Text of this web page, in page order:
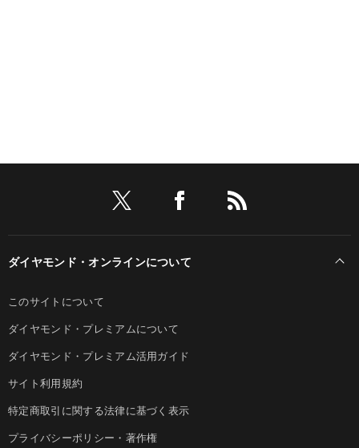
ダイヤモンド・オンラインについて
このサイトについて
ダイヤモンド・プレミアムについて
ダイヤモンド・プレミアム活用ガイド
サイト利用規約
特定商取引に関する法律に基づく表示
プライバシーポリシー・著作権